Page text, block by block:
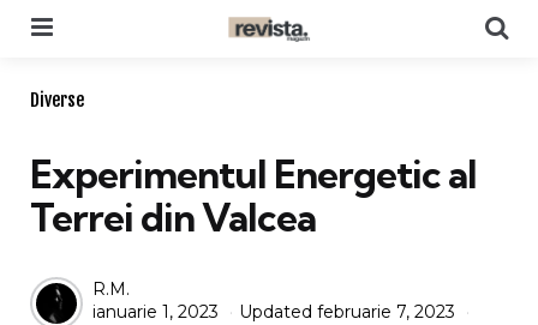
Categories
Diverse
Experimentul Energetic al
Terrei din Valcea
Posted
by
R.M.
ianuarie 1, 2023
Updated februarie 7, 2023